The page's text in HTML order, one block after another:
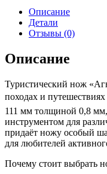
«Агне»,
клинок
111
мм/0.8
с
гравировкой
Описание
Детали
Отзывы (0)
Описание
Туристический нож
походах и
111 мм толщиной 0,8
инструментом для
придаёт ножу особый
для любителей
Почему стоит выбрать